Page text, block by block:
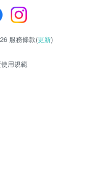
服務條款(更新)
用規範